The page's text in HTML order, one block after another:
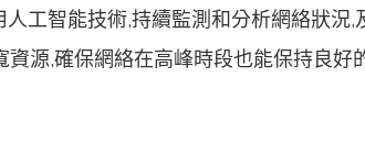
工智能技術,持續監測和分析網絡狀況
資源,確保網絡在高峰時段也能保持良